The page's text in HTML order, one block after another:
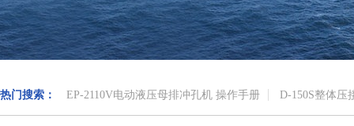
热门搜索： EP-2110V电动液压母排冲孔机 操作手册 D-150S整体压